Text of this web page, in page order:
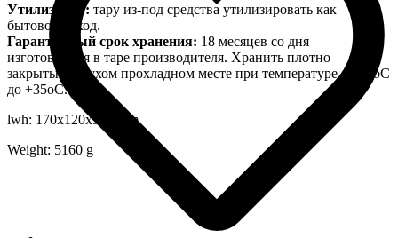
Утилизация: тару из-под средства утилизировать как
бытовой отход.
Гарантийный срок хранения: 18 месяцев со дня
изготовления в таре производителя. Хранить плотно
закрытым в сухом прохладном месте при температуре от+5 оС
до +35оС.
lwh: 170x120x305 mm
Weight: 5160 g